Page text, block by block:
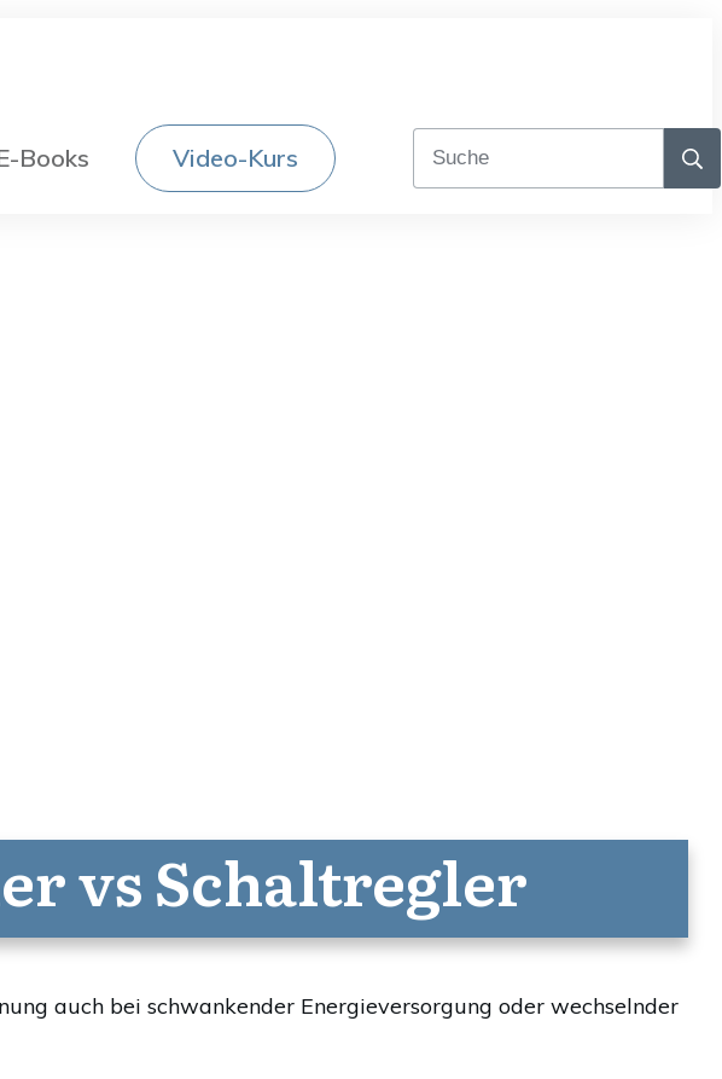
Books Video-Kurs
vs Schaltregler
auch bei schwankender Energieversorgung oder wechselnder